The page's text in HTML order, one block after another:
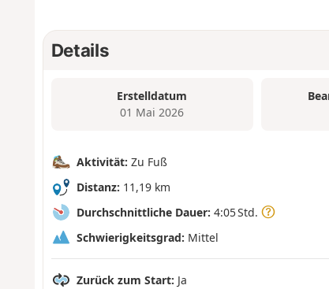
Details
Erstelldatum
01 Mai 2026
Aktivität: Zu Fuß
Distanz: 11,19 km
Durchschnittliche Dauer: 4:05 Std.
Schwierigkeitsgrad: Mittel
Zurück zum Start: Ja